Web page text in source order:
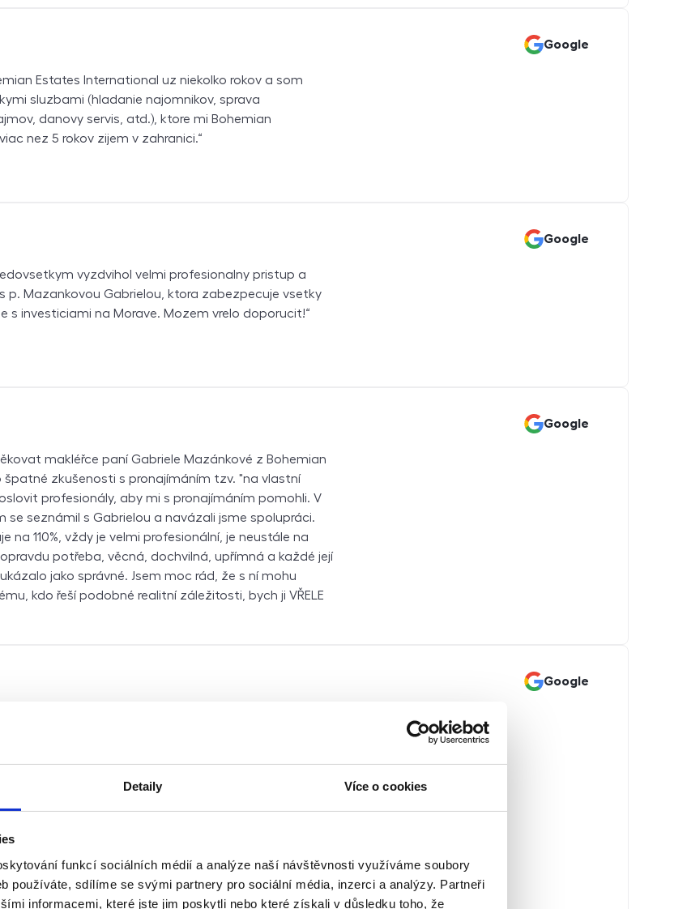
Detaily Více o cookies
funkcí sociálních médií a analýze naší návštěvnosti využíváme soubory
používáte, sdílíme se svými partnery pro sociální média, inzerci a analýzy. Partneři
informacemi, které jste jim poskytli nebo které získali v důsledku toho, že
Estates International uz niekolko rokov a som
sluzbami (hladanie najomnikov, sprava
danovy servis, atd.), ktore mi Bohemian
nez 5 rokov zijem v zahranici.
Google
vyzdvihol velmi profesionalny pristup a
p. Mazankovou Gabrielou, ktora zabezpecuje vsetky
s investiciami na Morave. Mozem vrelo doporucit!
Google
makléřce paní Gabriele Mazánkové z Bohemian
špatné zkušenosti s pronajímáním tzv. "na vlastní
profesionály, aby mi s pronajímáním pomohli. V
se seznámil s Gabrielou a navázali jsme spolupráci.
na 110%, vždy je velmi profesionální, je neustále na
potřeba, věcná, dochvilná, upřímná a každé její
jako správné. Jsem moc rád, že s ní mohu
kdo řeší podobné realitní záležitosti, bych ji VŘELE
Google
bytů, ale nájemníkům doporučuji si dělat vlastní
před pronajmutím si zjistit stav všech spotřebičů včetně
prověřit, zda je všechen nábytek funkční (například
nefunkční pronajali. Také se odvolávají na občanský zákoník a
věci, které by v podstatě vedly ke zlepšení stavu bytu, než
Google